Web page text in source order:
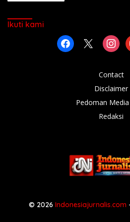
Ikuti kami
facebook
Contact
Disclaimer
Pedoman Media
Redaksi
© 2026 Indonesiajurnalis.com